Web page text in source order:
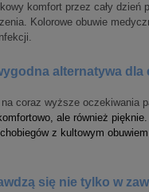
komfort przez cały dzień
Kolorowe obuwie
alternatywa
coraz wyższe oczekiwania
ale również
z kultowym
się nie tylko w